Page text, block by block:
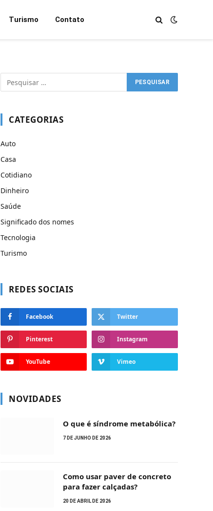
Turismo Contato
CATEGORIAS
Auto
Casa
Cotidiano
Dinheiro
Saúde
Significado dos nomes
Tecnologia
Turismo
REDES SOCIAIS
Facebook Twitter
Pinterest Instagram
YouTube Vimeo
NOVIDADES
O que é síndrome metabólica?
7 DE JUNHO DE 2026
Como usar paver de concreto
para fazer calçadas?
20 DE ABRIL DE 2026